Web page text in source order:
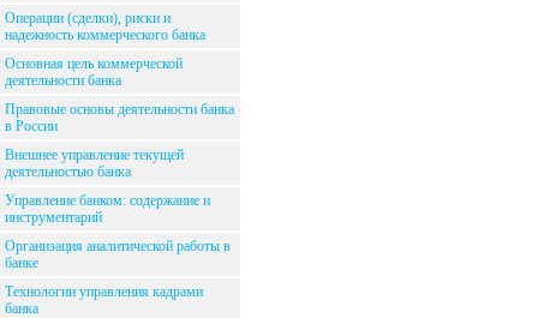
Операции (сделки), риски и
надежность коммерческого банка
Основная цель коммерческой
деятельности банка
Правовые основы деятельности банка
в России
Внешнее управление текущей
деятельностью банка
Управление банком: содержание и
инструментарий
Организация аналитической работы в
банке
Технологии управления кадрами
банка